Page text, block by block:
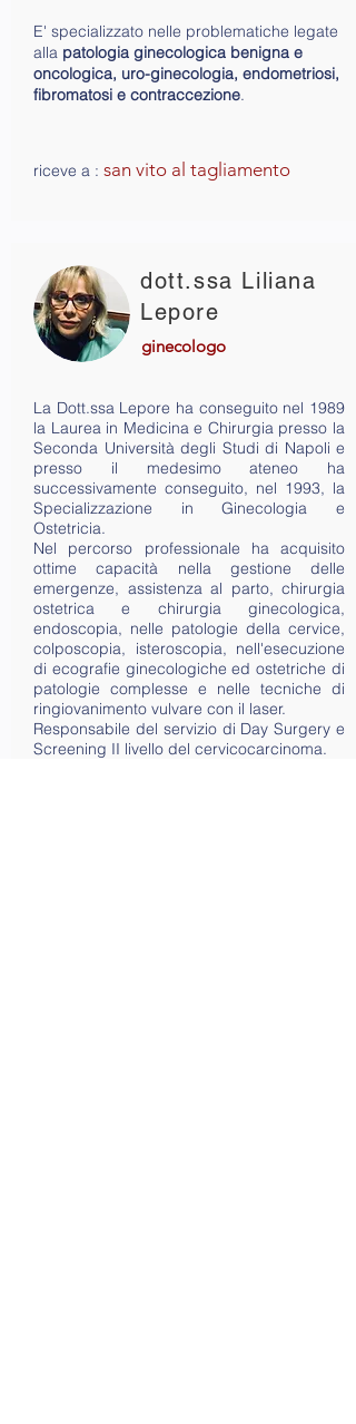
E' specializzato nelle problematiche legate
alla patologia ginecologica benigna e
oncologica, uro-ginecologia, endometriosi,
fibromatosi e contraccezione.
riceve a : san vito al tagliamento
dott.ssa Liliana
Lepore
ginecologo
La Dott.ssa Lepore ha conseguito nel 1989
la Laurea in Medicina e Chirurgia presso la
Seconda Università degli Studi di Napoli e
presso il medesimo ateneo ha
successivamente conseguito, nel 1993, la
Specializzazione in Ginecologia e
Ostetricia.
Nel percorso professionale ha acquisito
ottime capacità nella gestione delle
emergenze, assistenza al parto, chirurgia
ostetrica e chirurgia ginecologica,
endoscopia, nelle patologie della cervice,
colposcopia, isteroscopia, nell'esecuzione
di ecografie ginecologiche ed ostetriche di
patologie complesse e nelle tecniche di
ringiovanimento vulvare con il laser.
Responsabile del servizio di Day Surgery e
Screening II livello del cervicocarcinoma.